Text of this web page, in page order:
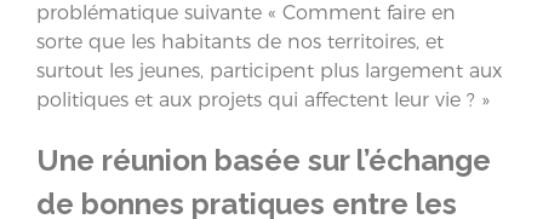
problématique suivante « Comment faire en
sorte que les habitants de nos territoires, et
surtout les jeunes, participent plus largement aux
politiques et aux projets qui affectent leur vie ? »
Une réunion basée sur l’échange
de bonnes pratiques entre les